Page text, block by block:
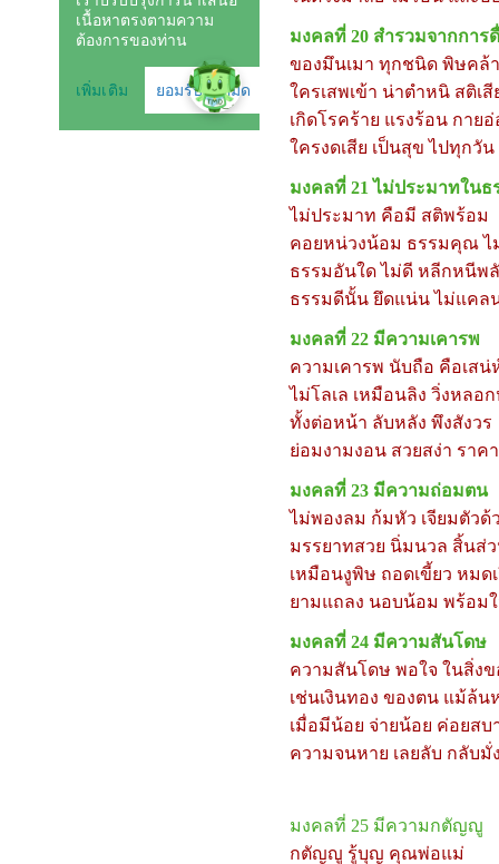
มงคลที่ 20 สำรวมจากการ
ของมึนเมา ทุกชนิด พิษคล้
ใครเสพเข้า น่าตำหนิ สติเสี
เกิดโรคร้าย แรงร้อน กาย
ใครงดเสีย เป็นสุข ไปทุกวัน
มงคลที่ 21 ไม่ประมาทในธ
ไม่ประมาท คือมี สติพร้อม
คอยหน่วงน้อม ธรรมคุณ ไ
ธรรมอันใด ไม่ดี หลีกหนีพ
ธรรมดีนั้น ยึดแน่น ไม่แคล
มงคลที่ 22 มีความเคารพ
ความเคารพ นับถือ คือเสน่
ไม่โลเล เหมือนลิง วิ่งหลอ
ทั้งต่อหน้า ลับหลัง พึงสังวร
ย่อมงามงอน สวยสง่า ราค
มงคลที่ 23 มีความถ่อมตน
ไม่พองลม ก้มหัว เจียมตัวด้
มรรยาทสวย นิ่มนวล สิ้นส่
เหมือนงูพิษ ถอดเขี้ยว หมด
ยามแถลง นอบน้อม พร้อม
มงคลที่ 24 มีความสันโดษ
ความสันโดษ พอใจ ในสิ่งข
เช่นเงินทอง ของตน แม้ล้น
เมื่อมีน้อย จ่ายน้อย ค่อยสบ
ความจนหาย เลยลับ กลับมั่
มงคลที่ 25 มีความกตัญญู
กตัญญู รู้บุญ คุณพ่อแม่